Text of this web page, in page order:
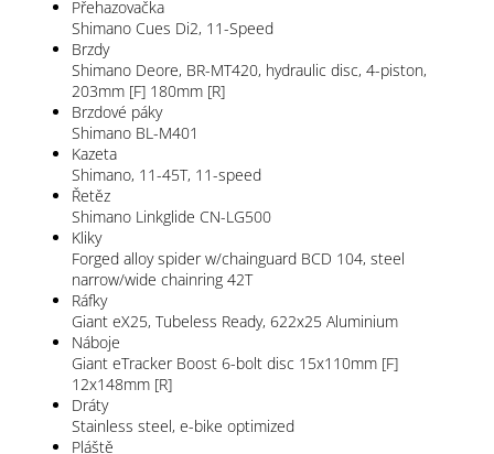
Přehazovačka
Shimano Cues Di2, 11-Speed
Brzdy
Shimano Deore, BR-MT420, hydraulic disc, 4-piston,
203mm [F] 180mm [R]
Brzdové páky
Shimano BL-M401
Kazeta
Shimano, 11-45T, 11-speed
Řetěz
Shimano Linkglide CN-LG500
Kliky
Forged alloy spider w/chainguard BCD 104, steel
narrow/wide chainring 42T
Ráfky
Giant eX25, Tubeless Ready, 622x25 Aluminium
Náboje
Giant eTracker Boost 6-bolt disc 15x110mm [F]
12x148mm [R]
Dráty
Stainless steel, e-bike optimized
Pláště